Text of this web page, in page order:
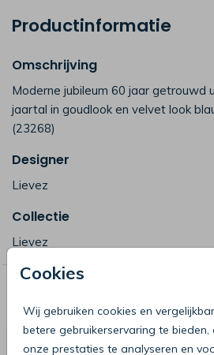
Cookies
Wij gebruiken cookies en
betere gebruikerservaring te bieden,
onze prestaties te analyseren en
Productinformatie
Omschrijving
Moderne jubileum 60 jaar getrouwd
jaartal in goudlook en velvet look
(23268)
Designer
Lievez
Collectie
Lievez
voor je